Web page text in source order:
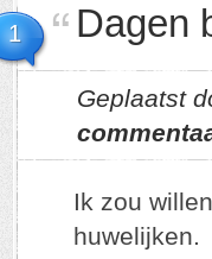
1 Dagen
Geplaatst
Ik zou
huwelijken.